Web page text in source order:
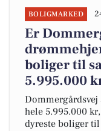
BOLIGMARKED
Er
boliger til
5.995.000
hele 5.995.000
dyreste boliger